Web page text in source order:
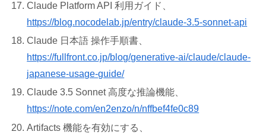
Claude Platform API 利用ガイド、
https://blog.nocodelab.jp/entry/claude-3.5-sonnet-api
Claude 日本語 操作手順書、
https://fullfront.co.jp/blog/generative-ai/claude/claude-
japanese-usage-guide/
Claude 3.5 Sonnet 高度な推論機能、
https://note.com/en2enzo/n/nffbef4fe0c89
Artifacts 機能を有効にする、